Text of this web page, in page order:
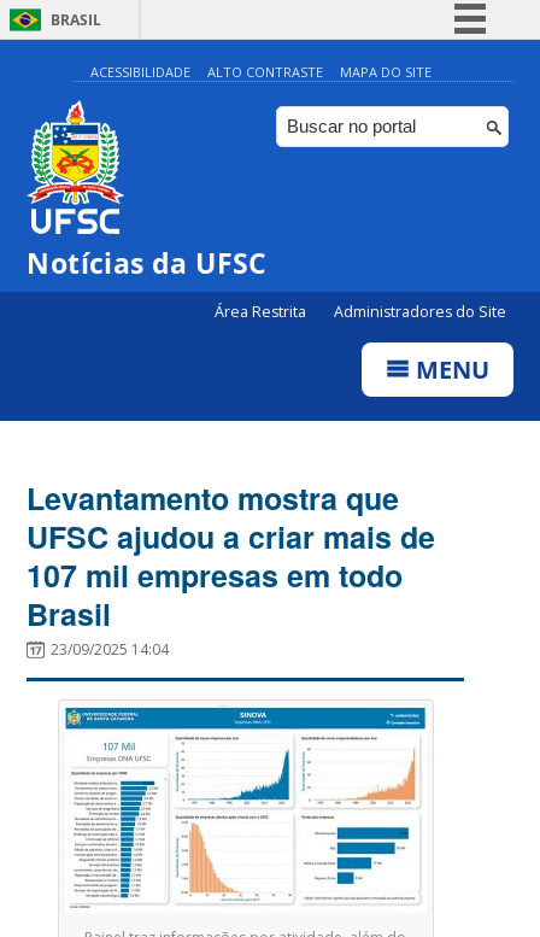
BRASIL
Simplifique!
Comunica BR
Participe
ACESSIBILIDADE ALTO CONTRASTE MAPA DO SITE
Notícias da UFSC
Área Restrita Administradores do Site
MENU
Levantamento mostra que
UFSC ajudou a criar mais de
107 mil empresas em todo
Brasil
23/09/2025 14:04